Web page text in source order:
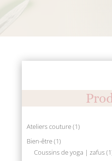
Ateliers couture 11
Bien-être 11
produit
Coussins de yoga | zafus 1